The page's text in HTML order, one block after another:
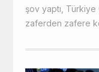
şov yaptı Türkiye
zaferden zafere